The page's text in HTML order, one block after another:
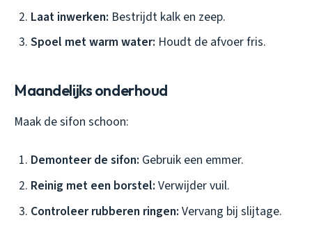
Laat inwerken: Bestrijdt kalk en zeep.
Spoel met warm water: Houdt de afvoer fris.
Maandelijks onderhoud
Maak de sifon schoon:
Demonteer de sifon: Gebruik een emmer.
Reinig met een borstel: Verwijder vuil.
Controleer rubberen ringen: Vervang bij slijtage.